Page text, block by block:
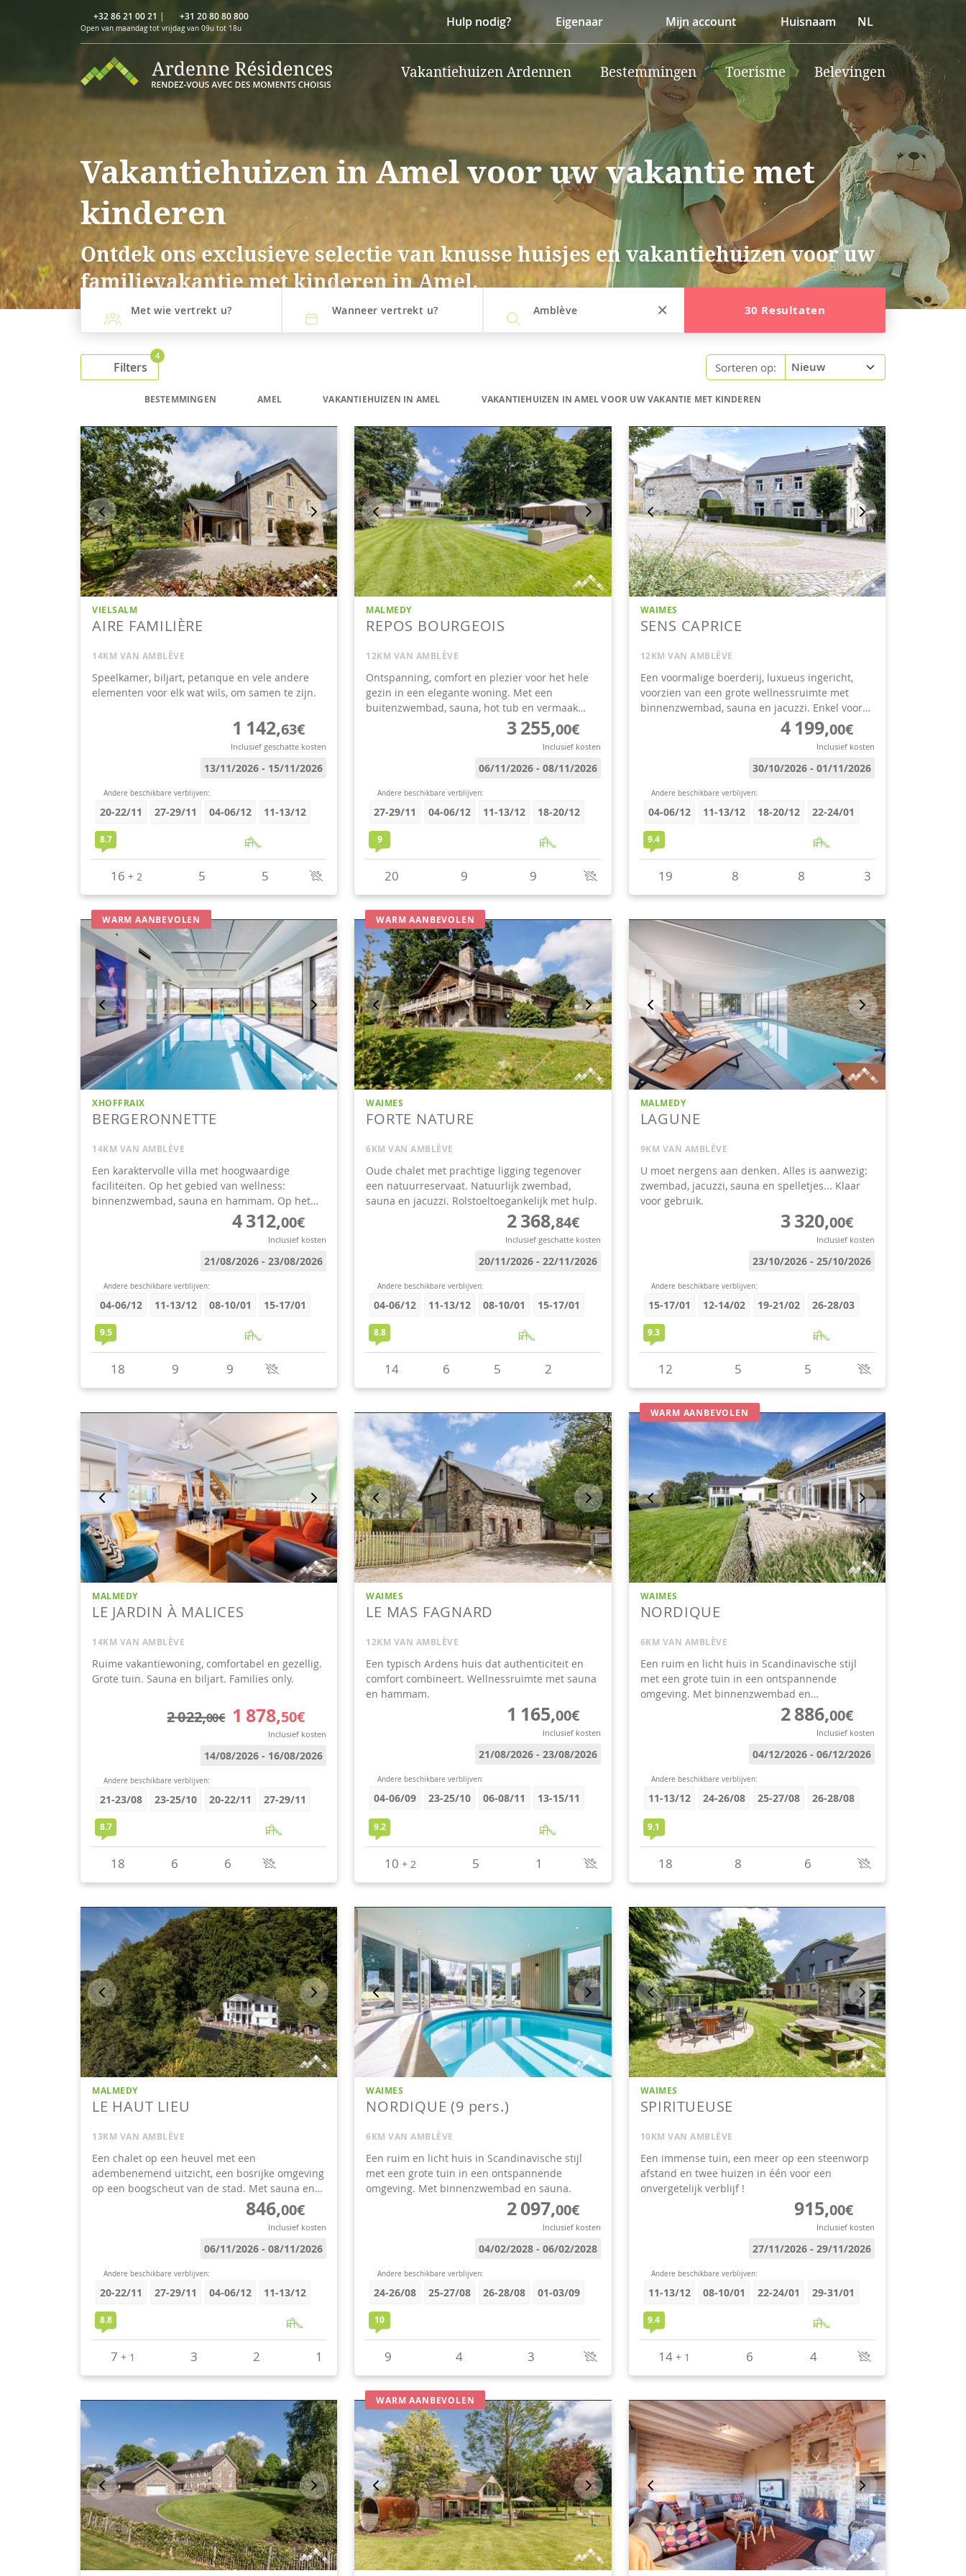
+32 86 21 00 21 | +31 20 80 80 800
Open van maandag tot vrijdag van 09u tot 18u Hulp nodig? Eigenaar Mijn account Huisnaam NL
Vakantiehuizen Ardennen Bestemmingen Toerisme Belevingen
Vakantiehuizen in Amel voor uw vakantie met
kinderen
Ontdek ons exclusieve selectie van knusse huisjes en vakantiehuizen voor uw
familievakantie met kinderen in Amel.
Met wie vertrekt u? Wanneer vertrekt u? Amblève 30 Resultaten
Filters
4
Sorteren op:
BESTEMMINGEN AMEL VAKANTIEHUIZEN IN AMEL VAKANTIEHUIZEN IN AMEL VOOR UW VAKANTIE MET KINDEREN